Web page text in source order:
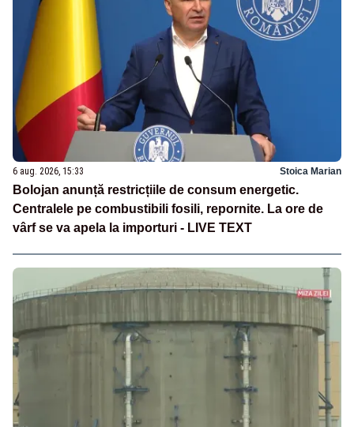
6 aug. 2026, 15:33 Stoica Marian
Bolojan anunță restricțiile de consum energetic.
Centralele pe combustibili fosili, repornite. La ore de
vârf se va apela la importuri - LIVE TEXT